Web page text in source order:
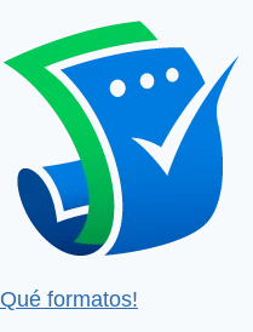
Qué formatos!